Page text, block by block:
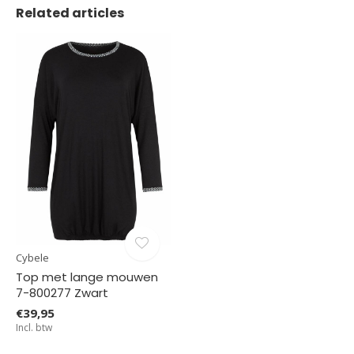
Related articles
Cybele
Top met lange mouwen
7-800277 Zwart
€39,95
Incl. btw